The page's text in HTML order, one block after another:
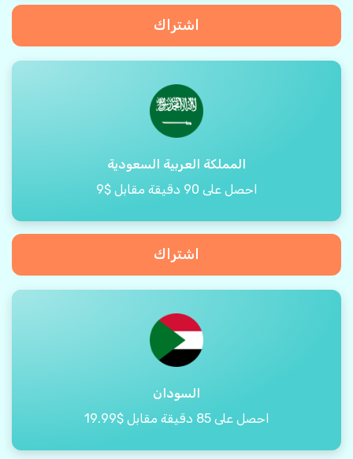
اشتراك
المملكة العربية السعودية
احصل على 90 دقيقة مقابل $9
اشتراك
السودان
احصل على 85 دقيقة مقابل $19.99